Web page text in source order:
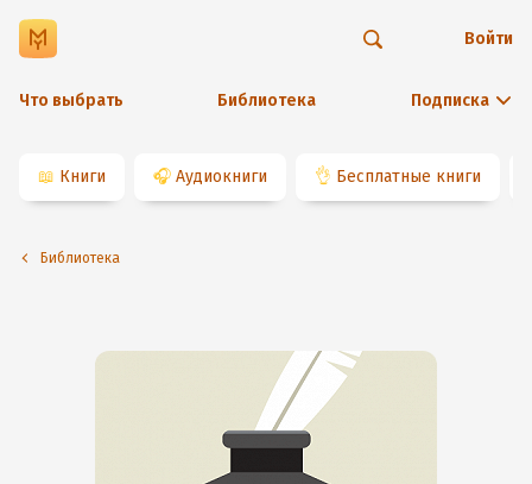
Что выбрать Библиотека Подписка
Войти
📖 Книги 🎧 Аудиокниги 👌 Бесплатные книги
Библиотека